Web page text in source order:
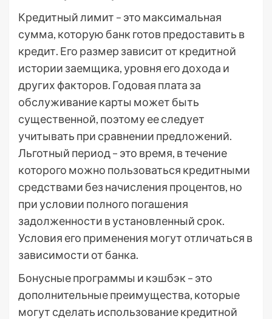
Кредитный лимит – это максимальная
сумма, которую банк готов предоставить в
кредит. Его размер зависит от кредитной
истории заемщика, уровня его дохода и
других факторов. Годовая плата за
обслуживание карты может быть
существенной, поэтому ее следует
учитывать при сравнении предложений.
Льготный период – это время, в течение
которого можно пользоваться кредитными
средствами без начисления процентов, но
при условии полного погашения
задолженности в установленный срок.
Условия его применения могут отличаться в
зависимости от банка.
Бонусные программы и кэшбэк – это
дополнительные преимущества, которые
могут сделать использование кредитной